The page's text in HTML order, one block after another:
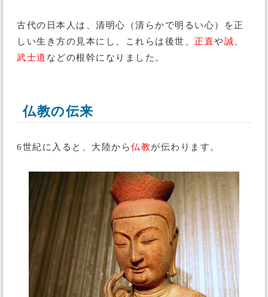
古代の日本人は、清明心（清らかで明るい心）を正
しい生き方の見本にし、これらは後世、 正直や誠
武士道 などの根幹になりました。
仏教の伝来
6世紀に入ると、大陸から仏教が伝わります。